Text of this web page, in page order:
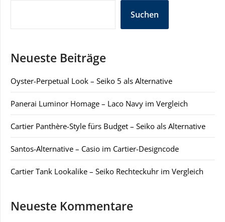
Suchen
Neueste Beiträge
Oyster-Perpetual Look – Seiko 5 als Alternative
Panerai Luminor Homage – Laco Navy im Vergleich
Cartier Panthère-Style fürs Budget – Seiko als Alternative
Santos-Alternative – Casio im Cartier-Designcode
Cartier Tank Lookalike – Seiko Rechteckuhr im Vergleich
Neueste Kommentare